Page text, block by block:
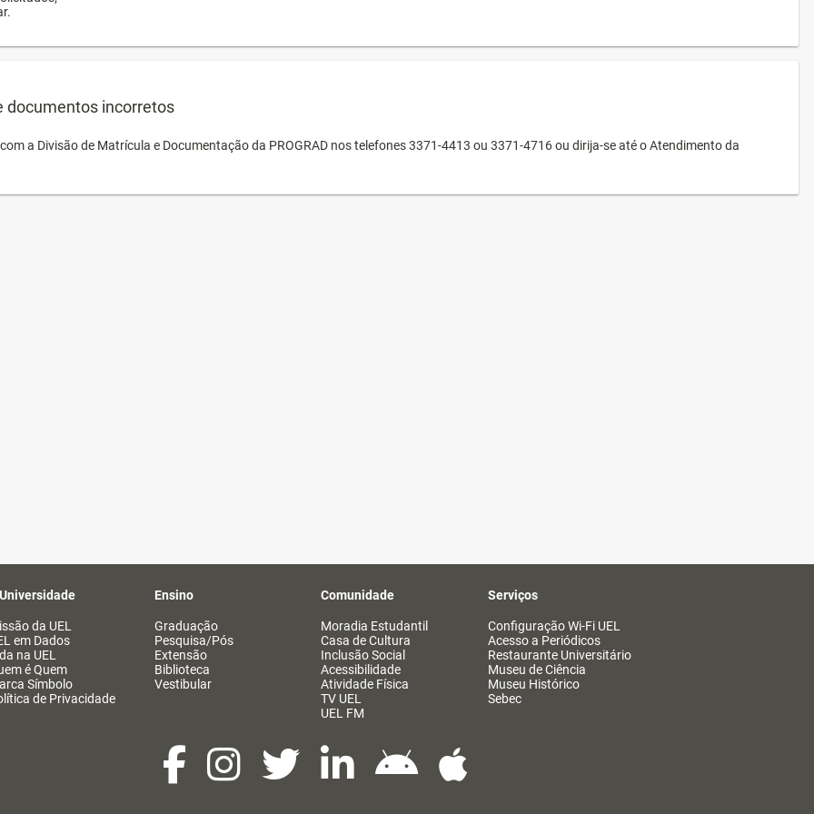
documentos incorretos
a Divisão de Matrícula e Documentação da PROGRAD nos telefones 3371-4413 ou 3371-4716 ou dirija-se até o Atendimento da
da UEL
em Dados
na UEL
é Quem
Símbolo
de Privacidade
Ensino
Graduação
Pesquisa/Pós
Extensão
Biblioteca
Vestibular
Comunidade
Moradia Estudantil
Casa de Cultura
Inclusão Social
Acessibilidade
Atividade Física
TV UEL
UEL FM
Serviços
Configuração Wi-Fi UEL
Acesso a Periódicos
Restaurante Universitário
Museu de Ciência
Museu Histórico
Sebec